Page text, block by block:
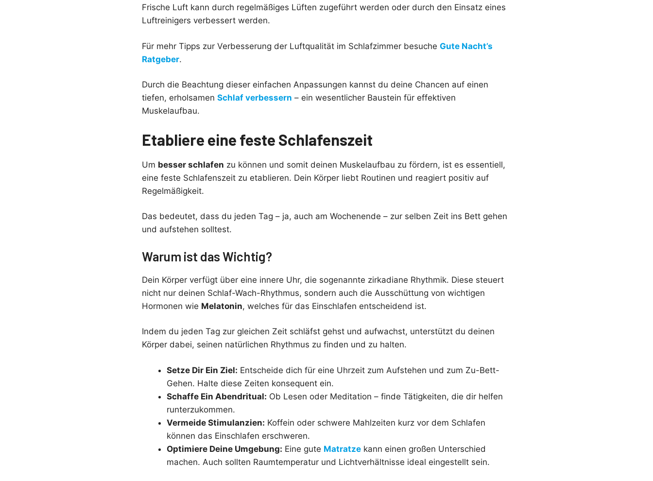
Frische Luft kann durch regelmäßiges Lüften zugeführt werden oder durch den Einsatz eines
Luftreinigers verbessert werden.
Für mehr Tipps zur Verbesserung der Luftqualität im Schlafzimmer besuche Gute Nacht’s
Ratgeber.
Durch die Beachtung dieser einfachen Anpassungen kannst du deine Chancen auf einen
tiefen, erholsamen Schlaf verbessern – ein wesentlicher Baustein für effektiven
Muskelaufbau.
Etabliere eine feste Schlafenszeit
Um besser schlafen zu können und somit deinen Muskelaufbau zu fördern, ist es essentiell,
eine feste Schlafenszeit zu etablieren. Dein Körper liebt Routinen und reagiert positiv auf
Regelmäßigkeit.
Das bedeutet, dass du jeden Tag – ja, auch am Wochenende – zur selben Zeit ins Bett gehen
und aufstehen solltest.
Warum ist das Wichtig?
Dein Körper verfügt über eine innere Uhr, die sogenannte zirkadiane Rhythmik. Diese steuert
nicht nur deinen Schlaf-Wach-Rhythmus, sondern auch die Ausschüttung von wichtigen
Hormonen wie Melatonin, welches für das Einschlafen entscheidend ist.
Indem du jeden Tag zur gleichen Zeit schläfst gehst und aufwachst, unterstützt du deinen
Körper dabei, seinen natürlichen Rhythmus zu finden und zu halten.
Setze Dir Ein Ziel: Entscheide dich für eine Uhrzeit zum Aufstehen und zum Zu-Bett-
Gehen. Halte diese Zeiten konsequent ein.
Schaffe Ein Abendritual: Ob Lesen oder Meditation – finde Tätigkeiten, die dir helfen
runterzukommen.
Vermeide Stimulanzien: Koffein oder schwere Mahlzeiten kurz vor dem Schlafen
können das Einschlafen erschweren.
Optimiere Deine Umgebung: Eine gute Matratze kann einen großen Unterschied
machen. Auch sollten Raumtemperatur und Lichtverhältnisse ideal eingestellt sein.